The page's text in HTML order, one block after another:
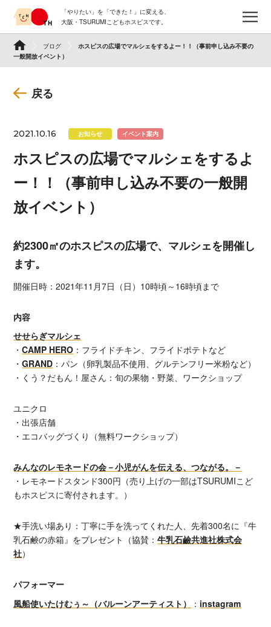
content
「やりたい」を「できた！」に変える、
大阪・TSURUMIこどもホスピスです。
TSURUMI こどもホスピス
ブログ
ホスピスの広場でマルシェをするよー！！（事前申し込み不要の
一般開放イベント）
戻る
2021.10.16 お知らせ イベント案内
ホスピスの広場でマルシェをするよ
ー！！（事前申し込み不要の一般開
放イベント）
約2300㎡のホスピスの広場で、マルシェを開催し
ます。
開催日時：2021年11月7日（日）10時頃～16時頃まで
内容
せせらぎマルシェ
・CAMP HERO ：フライドチキン、フライドポテトなど
・GRAND ：パン（卵乳製品不使用、グルテンフリー米粉など）
・くう？だもん！屋さん：旬の果物・野菜、ワークショップ
ユニクロ
・出張店舗
・エコバッグづくり（無料ワークショップ）
みんなのレモネードの会－小児がんを伝える、つながる。－
・レモネードスタンド300円（売り上げの一部はTSURUMIこど
もホスピスに寄付されます。）
★手洗い場あり：丁寧に手を洗ってくれた人、先着300名に『牛
乳石鹸の赤箱』をプレゼント（協賛：牛乳石鹼共進社株式会
社）
パフォーマー
風船使いたけむぅ～（バルーンアーティスト）
： instagram